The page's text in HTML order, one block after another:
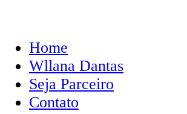
Home
Wllana Dantas
Seja Parceiro
Contato